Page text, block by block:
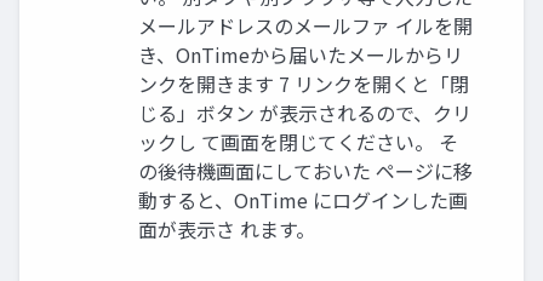
メールアドレスのメールファ イルを開
き、OnTimeから届いたメールからリ
ンクを開きます 7 リンクを開くと「閉
じる」ボタン が表示されるので、クリ
ックし て画面を閉じてください。 そ
の後待機画面にしておいた ページに移
動すると、OnTime にログインした画
面が表示さ れます。